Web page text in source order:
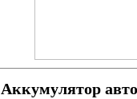
Аккумулятор